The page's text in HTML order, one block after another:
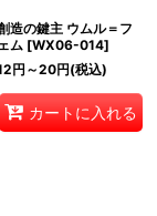
造の鍵主 ウムル＝フ
ェム [WX06-014]
円 ～20円(税込)
カートに入れる